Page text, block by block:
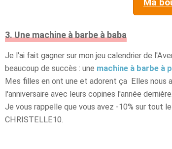
Ma
3. Une machine à barbe à baba
Je l'ai fait gagner sur mon jeu calendrier de
beaucoup de succès : une machine à barbe à
Mes filles en ont une et adorent ça Elles nous
l'anniversaire avec leurs copines l'année dernière.
Je vous rappelle que vous avez -10% sur tout
CHRISTELLE10.